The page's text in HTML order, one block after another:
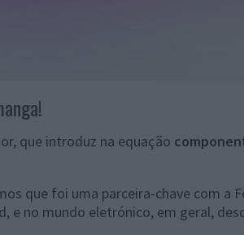
que introduz na equação
que foi uma parceira-chave com a
e no mundo eletrónico, em geral,